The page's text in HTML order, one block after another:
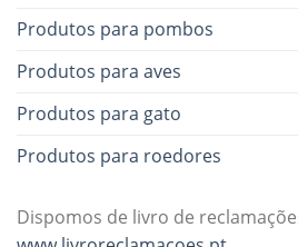
Produtos para pombos
Produtos para aves
Produtos para gato
Produtos para roedores
Dispomos de livro de